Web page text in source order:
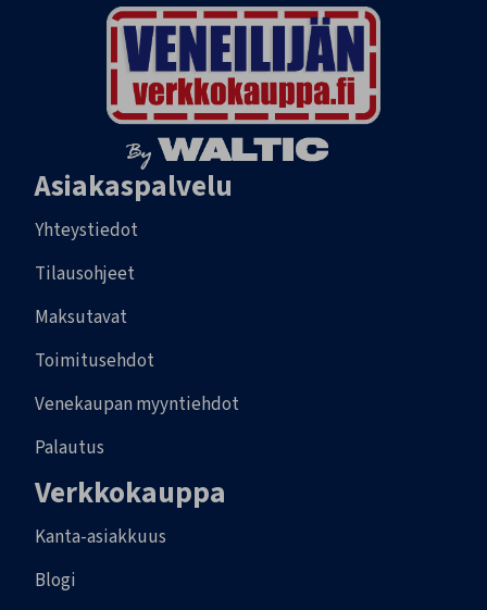
Asiakaspalvelu
Yhteystiedot
Tilausohjeet
Maksutavat
Toimitusehdot
Venekaupan myyntiehdot
Palautus
Verkkokauppa
Kanta-asiakkuus
Blogi